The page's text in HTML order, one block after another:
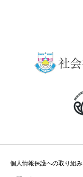
個人情報保護への取り組み